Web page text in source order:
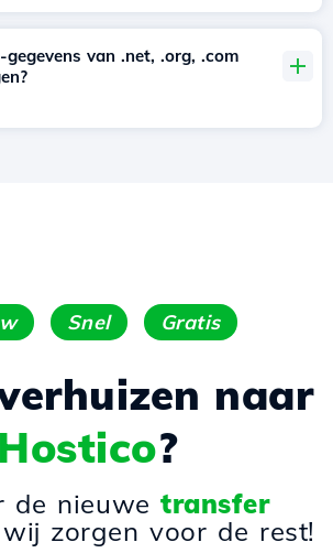
van .net, .org, .com
Snel Gratis
naar
Hostico?
de nieuwetransfer
zorgen voor de rest!